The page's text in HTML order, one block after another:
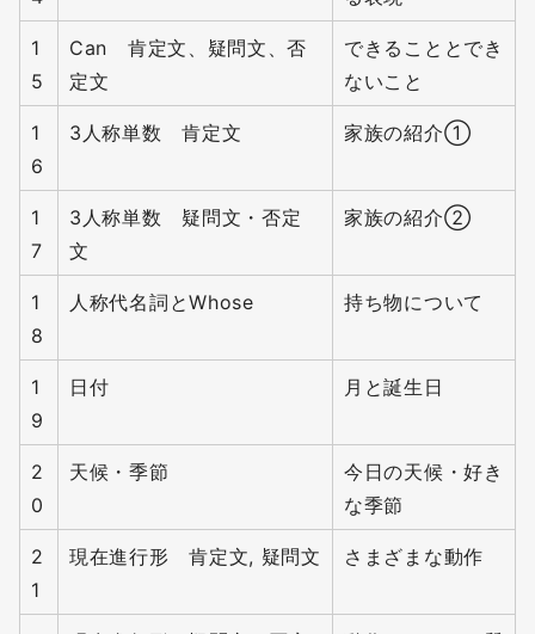
1
5
Can 肯定文、疑問文、否
定文
できることとでき
ないこと
1
6
3人称単数 肯定文 家族の紹介①
1
7
3人称単数 疑問文・否定
文
家族の紹介②
1
8
人称代名詞とWhose 持ち物について
1
9
日付 月と誕生日
2
0
天候・季節
今日の天候・好き
な季節
2
1
現在進行形 肯定文, 疑問文 さまざまな動作